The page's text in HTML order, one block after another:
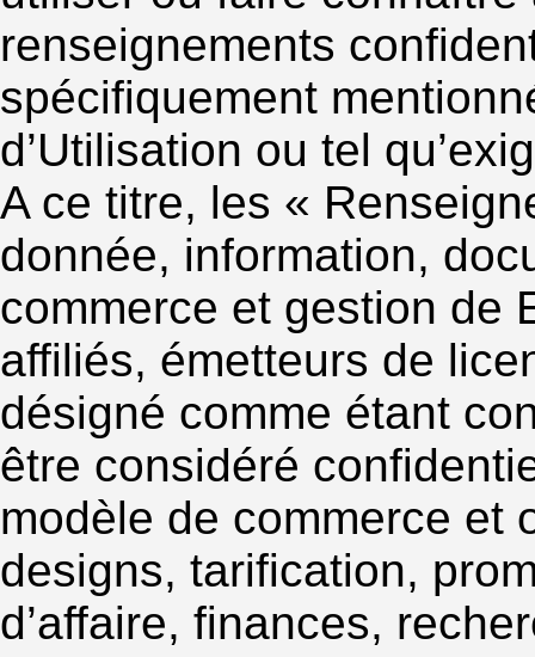
renseignements
spécifiquement
d’Utilisation ou tel
A ce titre, les «
donnée, information,
commerce et gestion de
affiliés, émetteurs de
désigné comme étant
être considéré
modèle de commerce et
designs, tarification,
d’affaire, finances,